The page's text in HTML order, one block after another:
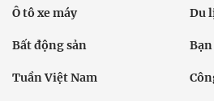
Ô tô xe máy Du
Bất động sản
Tuần Việt Nam